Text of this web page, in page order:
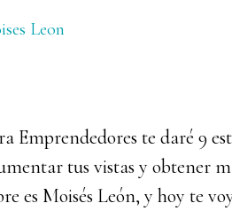
Leon
Emprendedores te daré 9
tus vistas y obtener
es Moisés León, y hoy te